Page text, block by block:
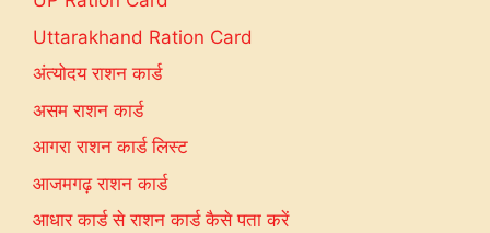
Uttarakhand Ration Card
अंत्योदय राशन कार्ड
असम राशन कार्ड
आगरा राशन कार्ड लिस्ट
आजमगढ़ राशन कार्ड
आधार कार्ड से राशन कार्ड कैसे पता करें